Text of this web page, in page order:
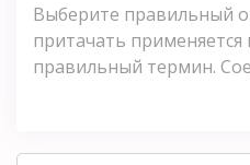
Выберите правильный
притачать
правильный термин.